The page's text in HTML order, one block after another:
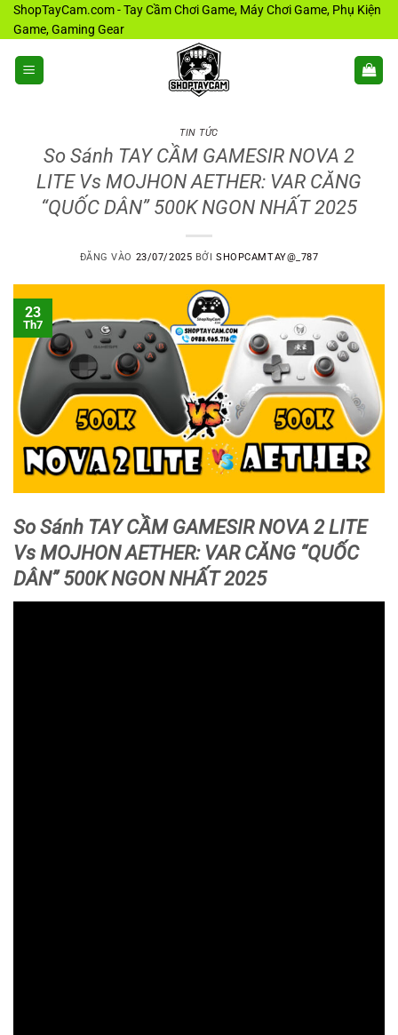
Bỏ
qua
nội
dung
ShopTayCam.com - Tay Cầm Chơi Game, Máy Chơi Game, Phụ Kiện
Game, Gaming Gear
TIN TỨC
So Sánh TAY CẦM GAMESIR NOVA 2
LITE Vs MOJHON AETHER: VAR CĂNG
“QUỐC DÂN” 500K NGON NHẤT 2025
ĐĂNG VÀO 23/07/2025 BỞISHOPCAMTAY@_787
23
Th7
So Sánh TAY CẦM GAMESIR NOVA 2 LITE
Vs MOJHON AETHER: VAR CĂNG “QUỐC
DÂN” 500K NGON NHẤT 2025